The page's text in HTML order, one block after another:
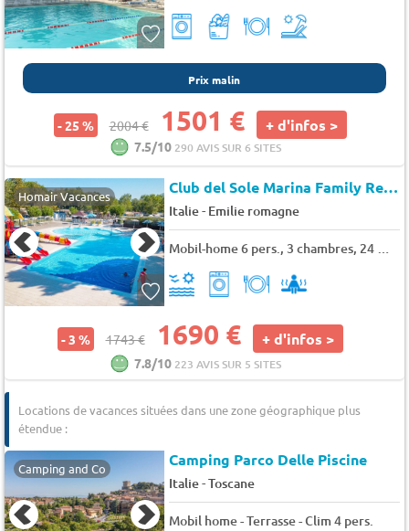
Prix malin
- 25 % 2004 € 1501 € + d'infos >
7.5/10 290 AVIS SUR 6 SITES
Homair Vacances Club del Sole Marina Family Resort
Italie- Emilie romagne
Mobil-home 6 pers., 3 chambres, 24 m² - 32 m²
- 3 % 1743 € 1690 € + d'infos >
7.8/10 223 AVIS SUR 5 SITES
Locations de vacances situées dans une zone géographique plus
étendue :
Camping and Co Camping Parco Delle Piscine
Italie-Toscane
Mobil home - Terrasse - Clim 4 pers.